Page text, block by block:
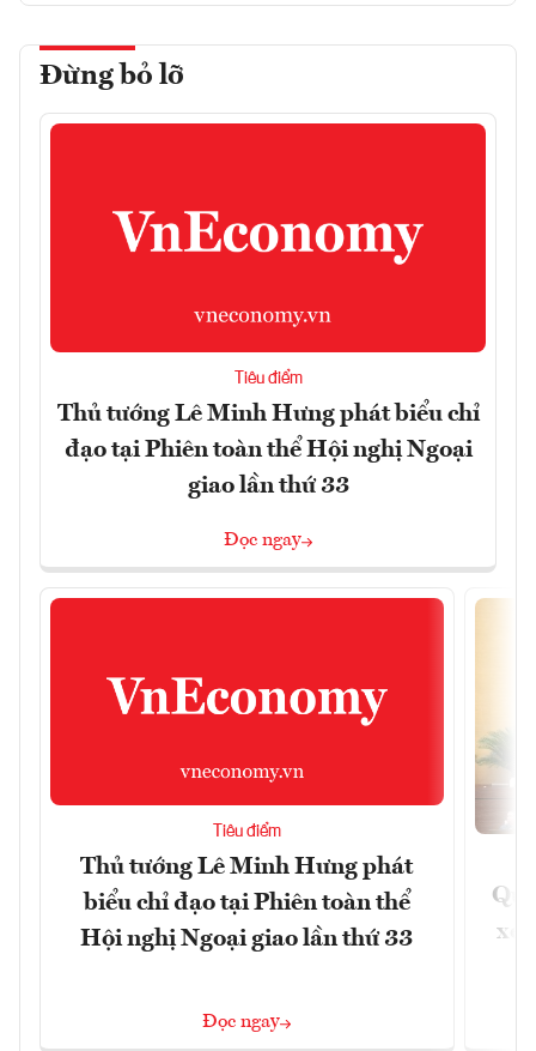
Đừng bỏ lỡ
Tiêu điểm
Thủ tướng Lê Minh Hưng phát biểu chỉ
đạo tại Phiên toàn thể Hội nghị Ngoại
giao lần thứ 33
Đọc ngay
Tiêu điểm
Thủ tướng Lê Minh Hưng phát
biểu chỉ đạo tại Phiên toàn thể
Hội nghị Ngoại giao lần thứ 33
Đọc ngay